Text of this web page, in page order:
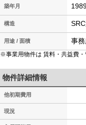
築年月
構造
用途 / 面積 事
※事業用物件は 賃料・共益費
物件詳細情報
他初期費用
現況